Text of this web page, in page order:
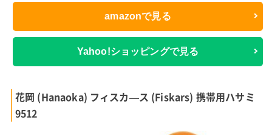
amazonで見る
Yahoo!ショッピングで見る
花岡 (Hanaoka) フィスカ―ス (Fiskars) 携帯用ハサミ
9512